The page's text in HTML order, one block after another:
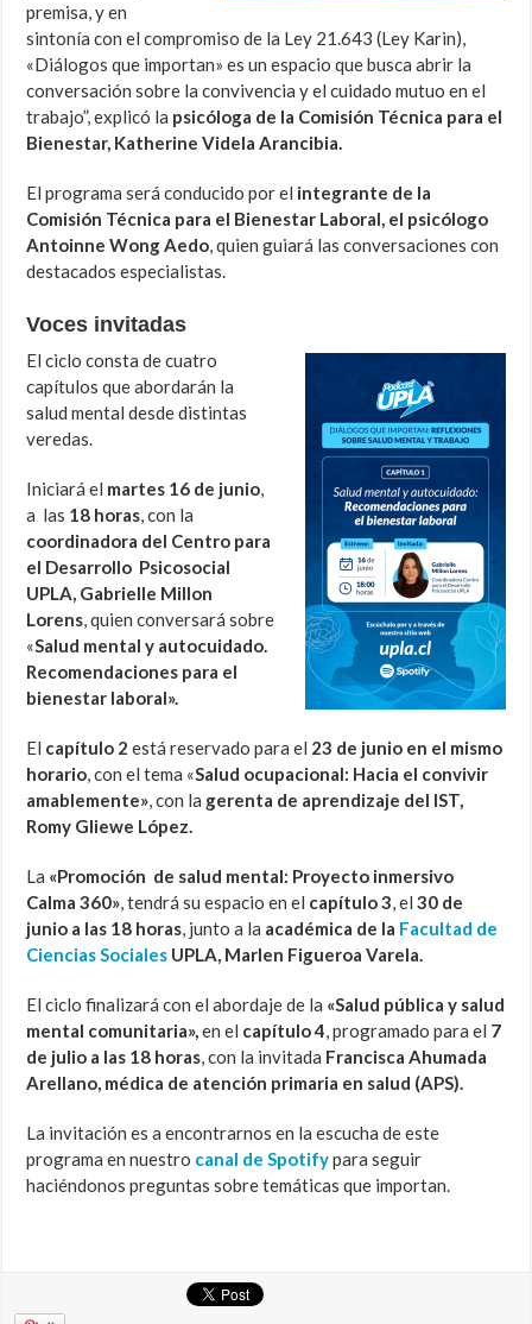
premisa, y en
sintonía con el compromiso de la Ley 21.643 (Ley Karin),
«Diálogos que importan» es un espacio que busca abrir la
conversación sobre la convivencia y el cuidado mutuo en el
trabajo”, explicó la psicóloga de la Comisión Técnica para el
Bienestar, Katherine Videla Arancibia.
El programa será conducido por el integrante de la
Comisión Técnica para el Bienestar Laboral, el psicólogo
Antoinne Wong Aedo, quien guiará las conversaciones con
destacados especialistas.
Voces invitadas
El ciclo consta de cuatro
capítulos que abordarán la
salud mental desde distintas
veredas.
Iniciará el martes 16 de junio,
a las 18 horas, con la
coordinadora del Centro para
el Desarrollo Psicosocial
UPLA, Gabrielle Millon
Lorens, quien conversará sobre
«Salud mental y autocuidado.
Recomendaciones para el
bienestar laboral».
El capítulo 2 está reservado para el 23 de junio en el mismo
horario, con el tema «Salud ocupacional: Hacia el convivir
amablemente», con la gerenta de aprendizaje del IST,
Romy Gliewe López.
La «Promoción de salud mental: Proyecto inmersivo
Calma 360», tendrá su espacio en el capítulo 3, el30 de
junio a las 18 horas, junto a la académica de la Facultad de
Ciencias Sociales UPLA, Marlen Figueroa Varela.
El ciclo finalizará con el abordaje de la «Salud pública y salud
mental comunitaria»,en el capítulo 4, programado para el 7
de julio a las 18 horas, con la invitada Francisca Ahumada
Arellano, médica de atención primaria en salud (APS).
La invitación es a encontrarnos en la escucha de este
programa en nuestro canal de Spotifypara seguir
haciéndonos preguntas sobre temáticas que importan.